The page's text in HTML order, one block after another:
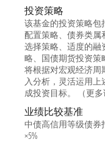
投资策略
该基金的投资策略包
配置策略、债券类属
选择策略、适度的融
略、国债期货投资策
将根据对宏观经济周
入分析，灵活运用
成投资目标。 （更
业绩比较基准
中债高信用等级债券
×5%